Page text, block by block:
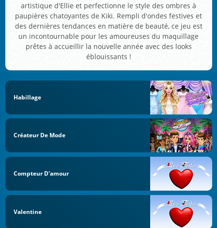
artistique d'Ellie et perfectionne le style des ombres à
paupières chatoyantes de Kiki. Rempli d'ondes festives et
des dernières tendances en matière de beauté, ce jeu est
un incontournable pour les amoureuses du maquillage
prêtes à accueillir la nouvelle année avec des looks
éblouissants !
Habillage
Créateur De Mode
Compteur D'amour
Valentine